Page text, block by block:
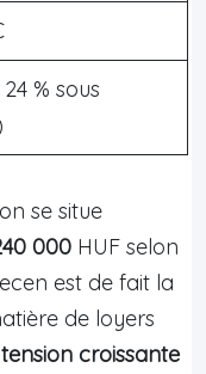
% sous
se situe
000 HUF selon
est de fait la
de loyers
croissante